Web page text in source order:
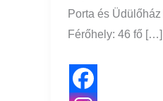
Porta és
Férőhely: 46 fő […]